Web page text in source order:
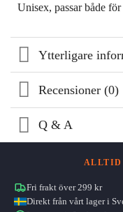
Unisex, passar både
Ytterligare
Recensioner (0)
Q & A
ALLTID
Fri frakt över 299 kr
Direkt från vårt lager i